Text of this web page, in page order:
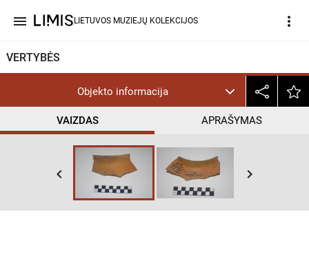
menu LIETUVOS MUZIEJŲ KOLEKCIJOS more_vert
VERTYBĖS
Objekto informacija
VAIZDAS APRAŠYMAS
keyboard_arrow_left keyboard_arrow_right